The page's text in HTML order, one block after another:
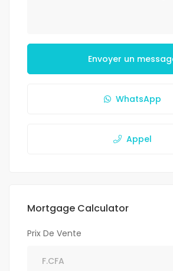
Envoyer un
WhatsApp
Appel
Mortgage Calculator
Prix De Vente